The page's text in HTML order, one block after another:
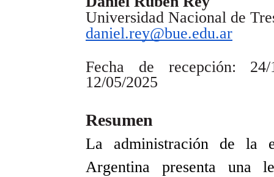
Universidad Nacional de
daniel.rey@bue.edu.ar
Fecha de recepción:
12/05/2025
Resumen
La administración de la
Argentina presenta una